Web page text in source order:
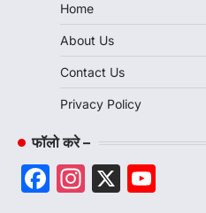
Home
About Us
Contact Us
Privacy Policy
फॉलो करे –
Facebook
Instagram
X